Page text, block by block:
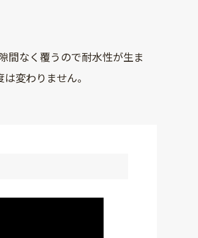
間なく覆うので耐水性が生ま
変わりません。